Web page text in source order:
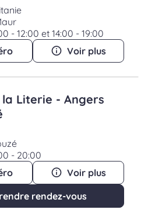
- 12:00 et 14:00 - 19:00
Voir plus
la Literie - Angers
- 20:00
Voir plus
rendez-vous